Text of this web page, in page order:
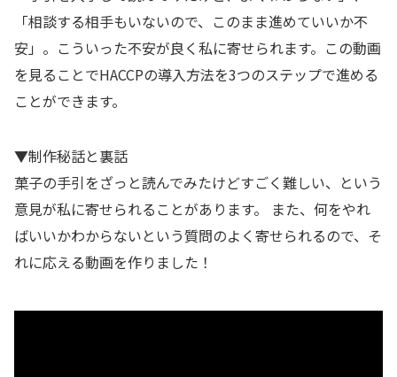
「相談する相手もいないので、このまま進めていいか不
安」。こういった不安が良く私に寄せられます。この動画
を見ることでHACCPの導入方法を3つのステップで進める
ことができます。
▼制作秘話と裏話
菓子の手引をざっと読んでみたけどすごく難しい、という
意見が私に寄せられることがあります。 また、何をやれ
ばいいかわからないという質問のよく寄せられるので、そ
れに応える動画を作りました！